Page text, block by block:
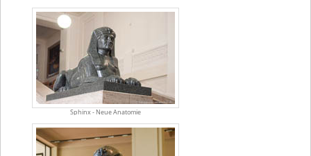
Sphinx - Neue Anatomie